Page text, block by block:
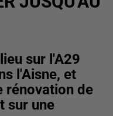
sur l'A29
l'Aisne, et
rénovation de
sur une